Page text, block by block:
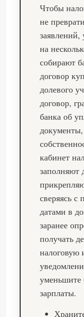
Чтобы
не
заявлений,
на
собирают
договор
долевого
договор,
банка об
кабинет
заполняют
сверяясь с
датами в
заранее
получать
налоговую
уменьшите
зарплаты.